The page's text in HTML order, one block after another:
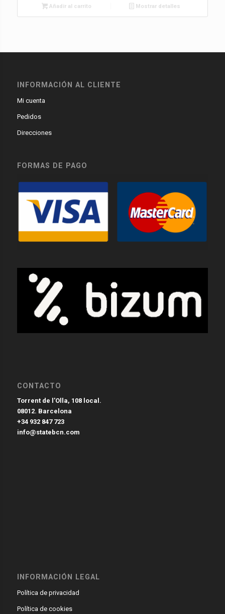
Añadir al carrito Mostrar detalles
INFORMACIÓN AL CLIENTE
Mi cuenta
Pedidos
Direcciones
FORMAS DE PAGO
CONTACTO
Torrent de l’Olla, 108 local.
08012. Barcelona
+34 932 847 723
info@statebcn.com
INFORMACIÓN LEGAL
Política de privacidad
Política de cookies